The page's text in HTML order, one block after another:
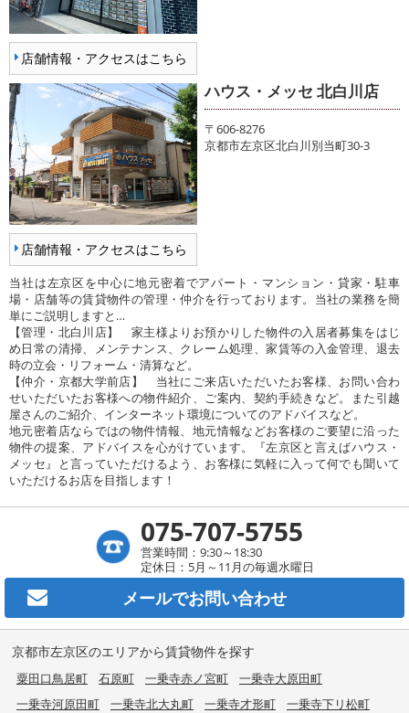
店舗情報・アクセスはこちら
店舗情報・アクセスはこちら
ハウス・メッセ 北白川店
〒606-8276
京都市左京区北白川別当町30-3
当社は左京区を中心に地元密着でアパート・マンション・貸家・駐車
場・店舗等の賃貸物件の管理・仲介を行っております。当社の業務を簡
単にご説明しますと…
【管理・北白川店】 家主様よりお預かりした物件の入居者募集をはじ
め日常の清掃、メンテナンス、クレーム処理、家賃等の入金管理、退去
時の立会・リフォーム・清算など。
【仲介・京都大学前店】 当社にご来店いただいたお客様、お問い合わ
せいただいたお客様への物件紹介、ご案内、契約手続きなど。また引越
屋さんのご紹介、インターネット環境についてのアドバイスなど。
地元密着店ならではの物件情報、地元情報などお客様のご要望に沿った
物件の提案、アドバイスを心がけています。『左京区と言えばハウス・
メッセ』と言っていただけるよう、お客様に気軽に入って何でも聞いて
いただけるお店を目指します！
075-707-5755
営業時間：9:30～18:30
定休日：5月～11月の毎週水曜日
メールでお問い合わせ
京都市左京区のエリアから賃貸物件を探す
粟田口鳥居町 石原町 一乗寺赤ノ宮町
一乗寺大原田町
一乗寺河原田町
一乗寺北大丸町 一乗寺才形町
一乗寺下リ松町